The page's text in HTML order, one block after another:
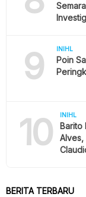
9 INIHL
Poin
10 INIHL
Barito
Alves,
BERITA TERBARU